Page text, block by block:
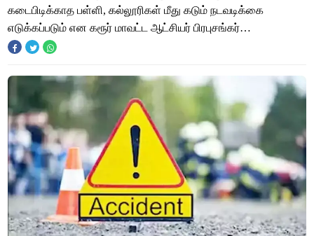
கடைபிடிக்காத பள்ளி, கல்லூரிகள் மீது கடும் நடவடிக்கை
எடுக்கப்படும் என கரூர் மாவட்ட ஆட்சியர் பிரபுசங்கர்
எச்சரித்துள்ளார். வரும் செப்டம்பர் 1ஆம் தேதி பள்ளி, க